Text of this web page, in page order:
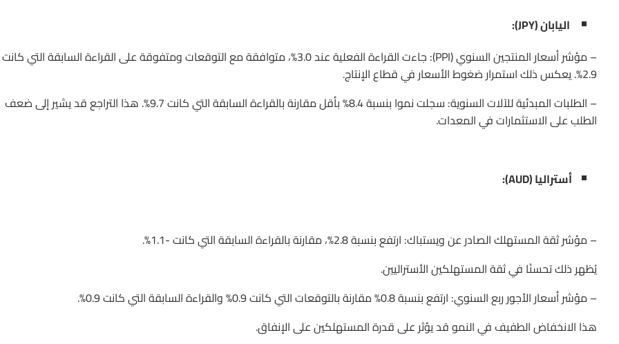
اليابان (JPY):
– مؤشر أسعار المنتجين السنوي (PPI): جاءت القراءة الفعلية عند 3.0%، متوافقة مع التوقعات ومتفوقة على القراءة السابقة التي كانت
2.9%. يعكس ذلك استمرار ضغوط الأسعار في قطاع الإنتاج.
– الطلبات المبدئية للآلات السنوية: سجلت نموا بنسبة 8.4% بأقل مقارنة بالقراءة السابقة التي كانت 9.7%. هذا التراجع قد يشير إلى ضعف
الطلب على الاستثمارات في المعدات.
أستراليا (AUD):
– مؤشر ثقة المستهلك الصادر عن ويستباك: ارتفع بنسبة 2.8%، مقارنة بالقراءة السابقة التي كانت -1.1%.
يُظهر ذلك تحسنًا في ثقة المستهلكين الأستراليين.
– مؤشر أسعار الأجور ربع السنوي: ارتفع بنسبة 0.8% مقارنة بالتوقعات التي كانت 0.9% والقراءة السابقة التي كانت 0.9%.
هذا الانخفاض الطفيف في النمو قد يؤثر على قدرة المستهلكين على الإنفاق.